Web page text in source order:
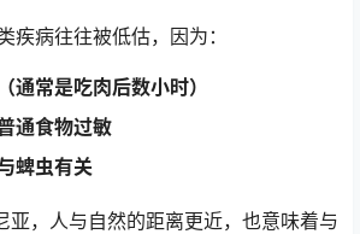
疾病往往被低估，因为：
通常是吃肉后数小时）
通食物过敏
蜱虫有关
亚，人与自然的距离更近，也意味着与